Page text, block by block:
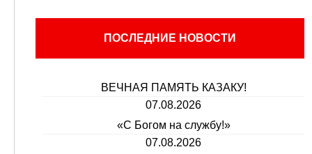
ПОСЛЕДНИЕ НОВОСТИ
ВЕЧНАЯ ПАМЯТЬ КАЗАКУ!
07.08.2026
«С Богом на службу!»
07.08.2026